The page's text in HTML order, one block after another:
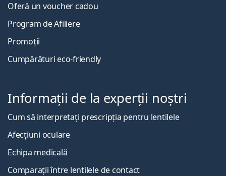
Oferă un voucher cadou
Program de Afiliere
Promoții
Cumpărături eco-friendly
Informații de la experții noștri
Cum să interpretați prescripția pentru lentilele
Afecțiuni oculare
Echipa medicală
Comparații între lentilele de contact